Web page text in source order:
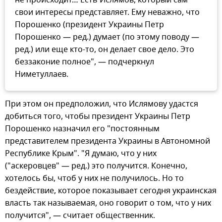
свои интересы представляет. Ему неважно, что
Порошенко (президент Украины Петр
Порошенко — ред.) думает (по этому поводу —
ред.) или еще кто-то, он делает свое дело. Это
беззаконие полное", — подчеркнул
Ниметуллаев.
При этом он предположил, что Ислямову удастся
добиться того, чтобы президент Украины Петр
Порошенко назначил его "постоянным
представителем президента Украины в Автономной
Республике Крым". "Я думаю, что у них
("аскеровцев" — ред.) это получится. Конечно,
хотелось бы, чтоб у них не получилось. Но то
бездействие, которое показывает сегодня украинская
власть так называемая, оно говорит о том, что у них
получится", — считает общественник.